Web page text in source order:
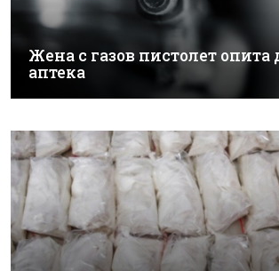
Жена с газов пистолет опита
аптека